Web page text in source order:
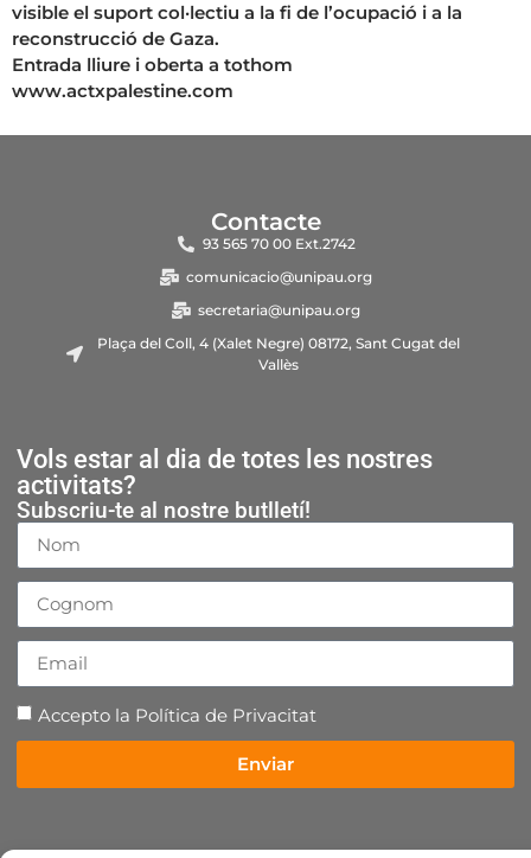
visible el suport col·lectiu a la fi de l’ocupació i a la
reconstrucció de Gaza.
Entrada lliure i oberta a tothom
www.actxpalestine.com
Contacte
93 565 70 00 Ext.2742
comunicacio@unipau.org
secretaria@unipau.org
Plaça del Coll, 4 (Xalet Negre) 08172, Sant Cugat del
Vallès
Vols estar al dia de totes les nostres
activitats?
Subscriu-te al nostre butlletí!
Accepto la Política de Privacitat
Enviar